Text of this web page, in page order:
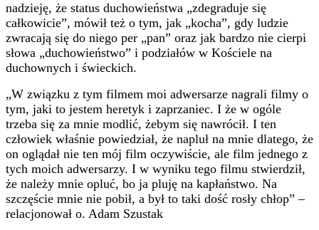
nadzieję, że status duchowieństwa „zdegraduje się
całkowicie”, mówił też o tym, jak „kocha”, gdy ludzie
zwracają się do niego per „pan” oraz jak bardzo nie cierpi
słowa „duchowieństwo” i podziałów w Kościele na
duchownych i świeckich.
„W związku z tym filmem moi adwersarze nagrali filmy o
tym, jaki to jestem heretyk i zaprzaniec. I że w ogóle
trzeba się za mnie modlić, żebym się nawrócił. I ten
człowiek właśnie powiedział, że napluł na mnie dlatego, że
on oglądał nie ten mój film oczywiście, ale film jednego z
tych moich adwersarzy. I w wyniku tego filmu stwierdził,
że należy mnie opluć, bo ja pluję na kapłaństwo. Na
szczęście mnie nie pobił, a był to taki dość rosły chłop” –
relacjonował o. Adam Szustak